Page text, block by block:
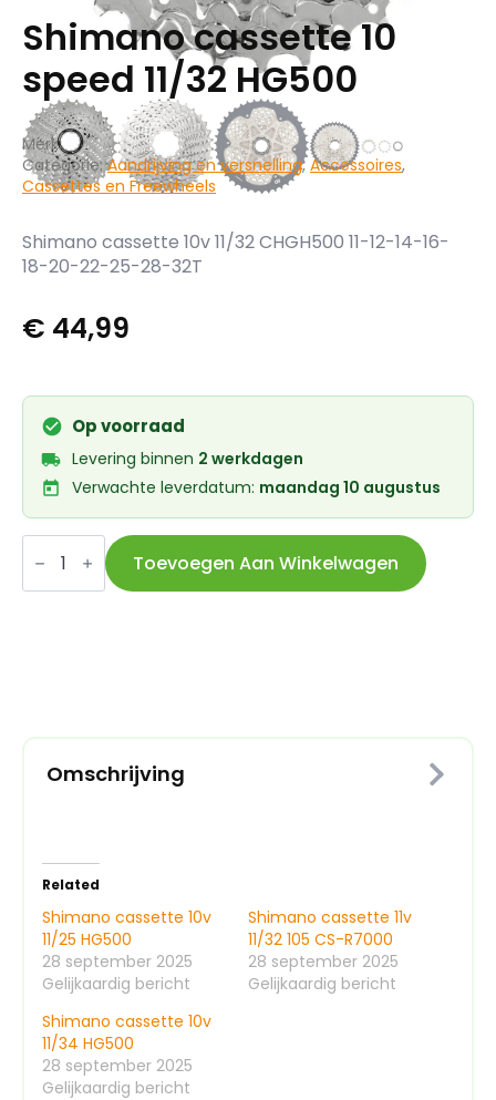
Shimano cassette 10
speed 11/32 HG500
Merk:
Categorie:Aandrijving en versnelling, Accessoires,
Cassettes en Freewheels
Shimano cassette 10v 11/32 CHGH500 11-12-14-16-
18-20-22-25-28-32T
€ 44,99
Op voorraad
Levering binnen 2 werkdagen
Verwachte leverdatum: maandag 10 augustus
Shimano
cassette
speed
Toevoegen Aan Winkelwagen
Omschrijving
Related
Shimano cassette 10v
11/25 HG500
28 september 2025
Gelijkaardig bericht
Shimano cassette 11v
11/32 105 CS-R7000
28 september 2025
Gelijkaardig bericht
Shimano cassette 10v
11/34 HG500
28 september 2025
Gelijkaardig bericht